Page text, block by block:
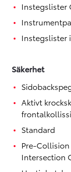
Instegslister
Instegslister
Säkerhet
Aktivt
Standard
Pre-Collision
Intersection